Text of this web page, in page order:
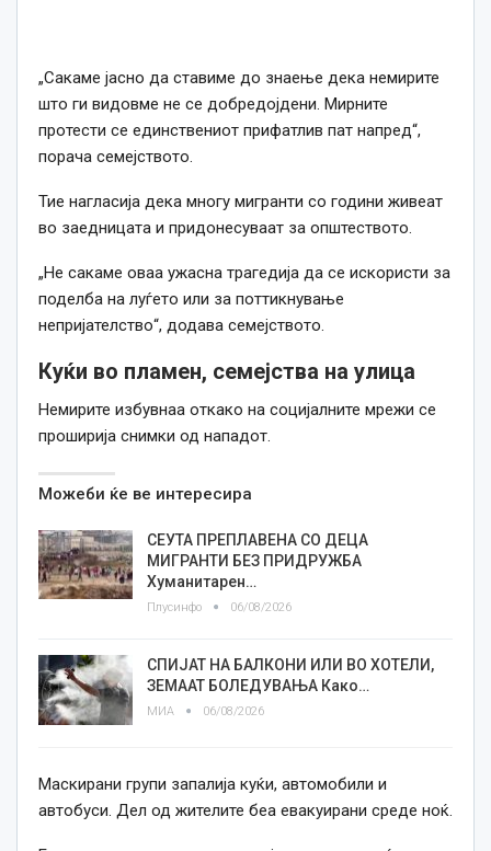
„Сакаме јасно да ставиме до знаење дека немирите
што ги видовме не се добредојдени. Мирните
протести се единствениот прифатлив пат напред“,
порача семејството.
Тие нагласија дека многу мигранти со години живеат
во заедницата и придонесуваат за општеството.
„Не сакаме оваа ужасна трагедија да се искористи за
поделба на луѓето или за поттикнување
непријателство“, додава семејството.
Куќи во пламен, семејства на улица
Немирите избувнаа откако на социјалните мрежи се
проширија снимки од нападот.
Можеби ќе ве интересира
СЕУТА ПРЕПЛАВЕНА СО ДЕЦА
МИГРАНТИ БЕЗ ПРИДРУЖБА
Хуманитарен…
Плусинфо 06/08/2026
СПИЈАТ НА БАЛКОНИ ИЛИ ВО ХОТЕЛИ,
ЗЕМААТ БОЛЕДУВАЊА Како…
МИА 06/08/2026
Маскирани групи запалија куќи, автомобили и
автобуси. Дел од жителите беа евакуирани среде ноќ.